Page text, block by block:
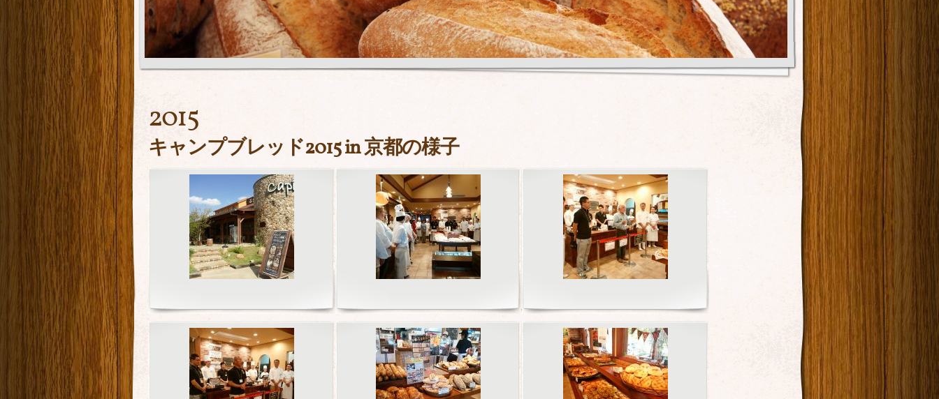
2015
キャンプブレッド2015 in 京都の様子